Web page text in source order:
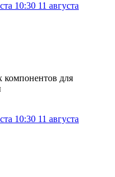
10:30 11 августа
компонентов для
10:30 11 августа